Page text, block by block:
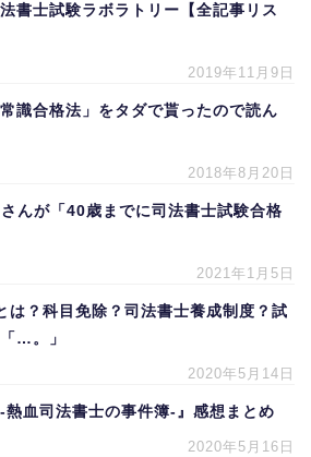
書士試験ラボラトリー【全記事リス
2019年11月9日
識合格法」をタダで貰ったので読ん
2018年8月20日
んが「40歳までに司法書士試験合格
2021年1月5日
は？科目免除？司法書士養成制度？試
…。」
2020年5月14日
-熱血司法書士の事件簿-』感想まとめ
2020年5月16日